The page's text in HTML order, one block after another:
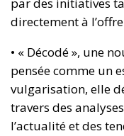
directement à
• « Décodé », une
pensée comme un
vulgarisation, elle
travers des
l’actualité et des